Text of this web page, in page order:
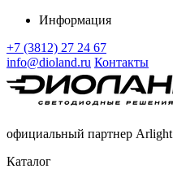
Информация
+7 (3812) 27 24 67
info@dioland.ru Контакты
официальный партнер Arlight
Каталог